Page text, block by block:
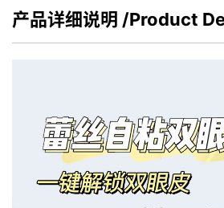
产品详细说明 /Product